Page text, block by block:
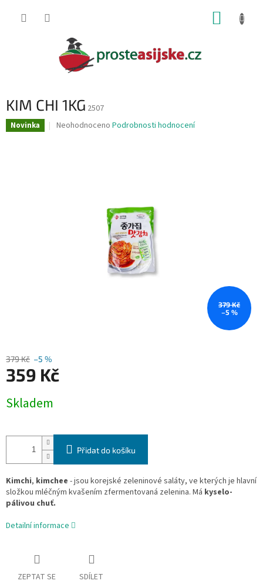
KIM CHI 1KG 2507
Novinka
Průměrné
Neohodnoceno Podrobnosti hodnocení
379 Kč
–5 %
379 Kč –5 %
359 Kč
cena:
Skladem
Přidat do košíku
Kimchi, kimchee - jsou korejské zeleninové saláty, ve kterých je hlavní
složkou mléčným kvašením zfermentovaná zelenina. Má kyselo-
pálivou chuť.
Detailní informace
ZEPTAT SE SDÍLET